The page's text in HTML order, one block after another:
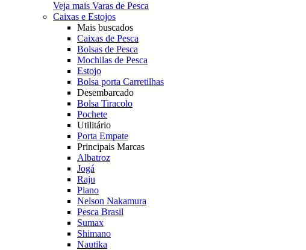
Veja mais Varas de Pesca
Caixas e Estojos
Mais buscados
Caixas de Pesca
Bolsas de Pesca
Mochilas de Pesca
Estojo
Bolsa porta Carretilhas
Desembarcado
Bolsa Tiracolo
Pochete
Utilitário
Porta Empate
Principais Marcas
Albatroz
Jogá
Raju
Plano
Nelson Nakamura
Pesca Brasil
Sumax
Shimano
Nautika